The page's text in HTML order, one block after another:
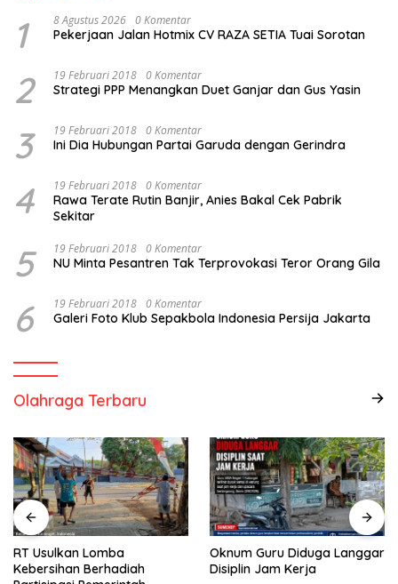
1 8 Agustus 2026 0 Komentar
Pekerjaan Jalan Hotmix CV RAZA SETIA Tuai Sorotan
2 19 Februari 2018 0 Komentar
Strategi PPP Menangkan Duet Ganjar dan Gus Yasin
3 19 Februari 2018 0 Komentar
Ini Dia Hubungan Partai Garuda dengan Gerindra
4 19 Februari 2018 0 Komentar
Rawa Terate Rutin Banjir, Anies Bakal Cek Pabrik
Sekitar
5 19 Februari 2018 0 Komentar
NU Minta Pesantren Tak Terprovokasi Teror Orang Gila
6 19 Februari 2018 0 Komentar
Galeri Foto Klub Sepakbola Indonesia Persija Jakarta
Olahraga Terbaru
RT Usulkan Lomba
Kebersihan Berhadiah
Oknum Guru Diduga Langgar
Disiplin Jam Kerja